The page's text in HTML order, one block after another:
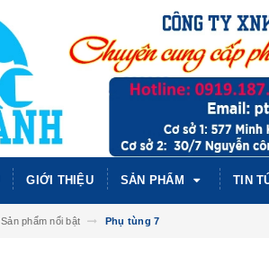
GIỚI THIỆU SẢN PHẨM TIN
Sản phẩm nổi bật Phụ tùng 7